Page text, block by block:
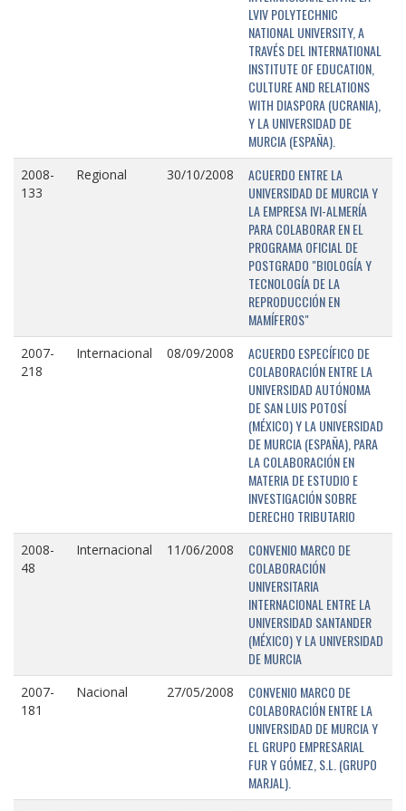
LVIV POLYTECHNIC
NATIONAL UNIVERSITY, A
TRAVÉS DEL INTERNATIONAL
INSTITUTE OF EDUCATION,
CULTURE AND RELATIONS
WITH DIASPORA (UCRANIA),
Y LA UNIVERSIDAD DE
MURCIA (ESPAÑA).
2008-
133
Regional 30/10/2008
ACUERDO ENTRE LA
UNIVERSIDAD DE MURCIA Y
LA EMPRESA IVI-ALMERÍA
PARA COLABORAR EN EL
PROGRAMA OFICIAL DE
POSTGRADO "BIOLOGÍA Y
TECNOLOGÍA DE LA
REPRODUCCIÓN EN
MAMÍFEROS"
2007-
218
Internacional 08/09/2008
ACUERDO ESPECÍFICO DE
COLABORACIÓN ENTRE LA
UNIVERSIDAD AUTÓNOMA
DE SAN LUIS POTOSÍ
(MÉXICO) Y LA UNIVERSIDAD
DE MURCIA (ESPAÑA), PARA
LA COLABORACIÓN EN
MATERIA DE ESTUDIO E
INVESTIGACIÓN SOBRE
DERECHO TRIBUTARIO
2008-
48
Internacional 11/06/2008
CONVENIO MARCO DE
COLABORACIÓN
UNIVERSITARIA
INTERNACIONAL ENTRE LA
UNIVERSIDAD SANTANDER
(MÉXICO) Y LA UNIVERSIDAD
DE MURCIA
2007-
181
Nacional 27/05/2008
CONVENIO MARCO DE
COLABORACIÓN ENTRE LA
UNIVERSIDAD DE MURCIA Y
EL GRUPO EMPRESARIAL
FUR Y GÓMEZ, S.L. (GRUPO
MARJAL).